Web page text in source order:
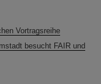
Vortragsreihe
besucht FAIR und